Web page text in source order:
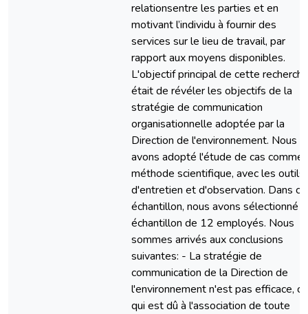
relationsentre les parties et en
motivant l’individu à fournir des
services sur le lieu de travail, par
rapport aux moyens disponibles.
L'objectif principal de cette recherche
était de révéler les objectifs de la
stratégie de communication
organisationnelle adoptée par la
Direction de l'environnement. Nous
avons adopté l'étude de cas comme
méthode scientifique, avec les outils
d'entretien et d'observation. Dans
échantillon, nous avons sélectionné
échantillon de 12 employés. Nous
sommes arrivés aux conclusions
suivantes: - La stratégie de
communication de la Direction de
l'environnement n'est pas efficace, ce
qui est dû à l'association de toute